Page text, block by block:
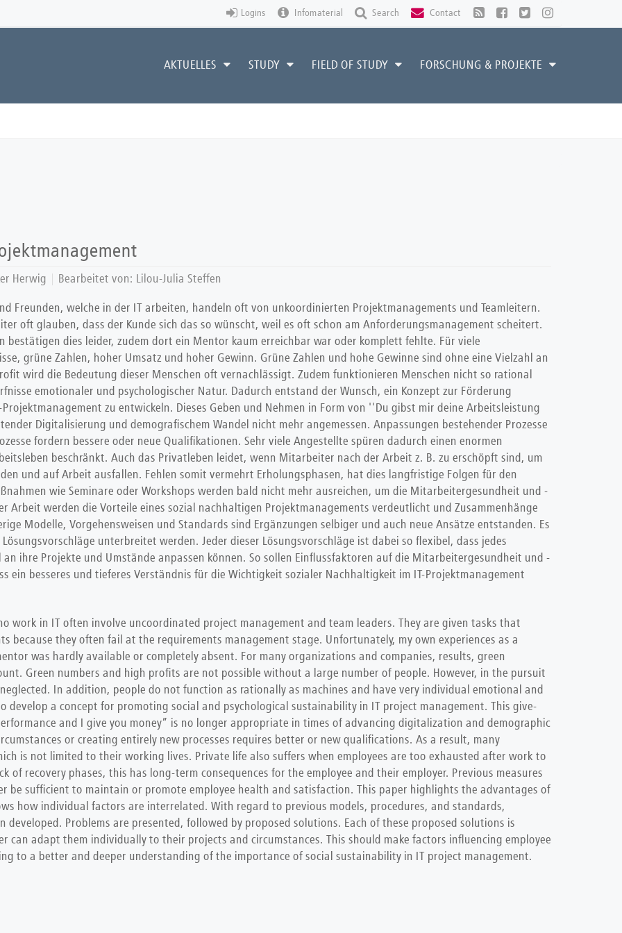
Logins Infomaterial Search Contact
AKTUELLES STUDY FIELD OF STUDY FORSCHUNG & PROJEKTE
Herwig Bearbeitet von: Lilou-Julia Steffen
Freunden, welche in der IT arbeiten, handeln oft von unkoordinierten Projektmanagements und Teamleitern.
oft glauben, dass der Kunde sich das so wünscht, weil es oft schon am Anforderungsmanagement scheitert.
bestätigen dies leider, zudem dort ein Mentor kaum erreichbar war oder komplett fehlte. Für viele
grüne Zahlen, hoher Umsatz und hoher Gewinn. Grüne Zahlen und hohe Gewinne sind ohne eine Vielzahl an
wird die Bedeutung dieser Menschen oft vernachlässigt. Zudem funktionieren Menschen nicht so rational
emotionaler und psychologischer Natur. Dadurch entstand der Wunsch, ein Konzept zur Förderung
zu entwickeln. Dieses Geben und Nehmen in Form von ''Du gibst mir deine Arbeitsleistung
Digitalisierung und demografischem Wandel nicht mehr angemessen. Anpassungen bestehender Prozesse
fordern bessere oder neue Qualifikationen. Sehr viele Angestellte spüren dadurch einen enormen
beschränkt. Auch das Privatleben leidet, wenn Mitarbeiter nach der Arbeit z. B. zu erschöpft sind, um
und auf Arbeit ausfallen. Fehlen somit vermehrt Erholungsphasen, hat dies langfristige Folgen für den
wie Seminare oder Workshops werden bald nicht mehr ausreichen, um die Mitarbeitergesundheit und -
Arbeit werden die Vorteile eines sozial nachhaltigen Projektmanagements verdeutlicht und Zusammenhänge
Modelle, Vorgehensweisen und Standards sind Ergänzungen selbiger und auch neue Ansätze entstanden. Es
unterbreitet werden. Jeder dieser Lösungsvorschläge ist dabei so flexibel, dass jedes
ihre Projekte und Umstände anpassen können. So sollen Einflussfaktoren auf die Mitarbeitergesundheit und -
ein besseres und tieferes Verständnis für die Wichtigkeit sozialer Nachhaltigkeit im IT-Projektmanagement
work in IT often involve uncoordinated project management and team leaders. They are given tasks that
because they often fail at the requirements management stage. Unfortunately, my own experiences as a
was hardly available or completely absent. For many organizations and companies, results, green
Green numbers and high profits are not possible without a large number of people. However, in the pursuit
In addition, people do not function as rationally as machines and have very individual emotional and
develop a concept for promoting social and psychological sustainability in IT project management. This give-
and I give you money” is no longer appropriate in times of advancing digitalization and demographic
or creating entirely new processes requires better or new qualifications. As a result, many
is not limited to their working lives. Private life also suffers when employees are too exhausted after work to
of recovery phases, this has long-term consequences for the employee and their employer. Previous measures
be sufficient to maintain or promote employee health and satisfaction. This paper highlights the advantages of
how individual factors are interrelated. With regard to previous models, procedures, and standards,
developed. Problems are presented, followed by proposed solutions. Each of these proposed solutions is
can adapt them individually to their projects and circumstances. This should make factors influencing employee
to a better and deeper understanding of the importance of social sustainability in IT project management.